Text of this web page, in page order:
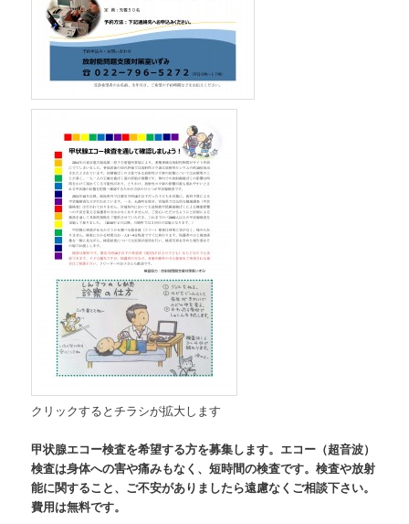
クリックするとチラシが拡大します
甲状腺エコー検査を希望する方を募集します。エコー（超音波）
検査は身体への害や痛みもなく、短時間の検査です。検査や放射
能に関すること、ご不安がありましたら遠慮なくご相談下さい。
費用は無料です。